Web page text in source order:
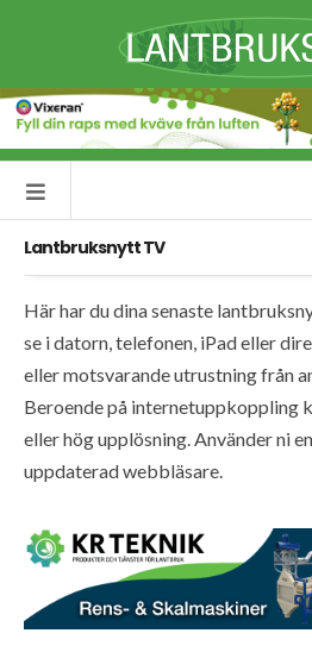
Lantbruksnytt TV
Här har du dina senaste
se i datorn, telefonen, iPad eller
eller motsvarande utrustning från
Beroende på internetuppkoppling
eller hög upplösning. Använder ni
uppdaterad webbläsare.